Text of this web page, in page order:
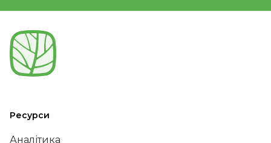
Ресурси
Аналітика